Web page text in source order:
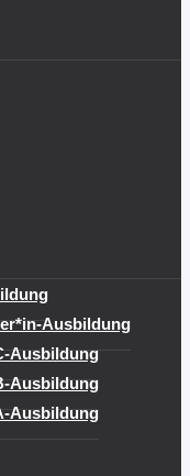
Ausbildung
Ausbildung
Ausbildung
Ausbildung